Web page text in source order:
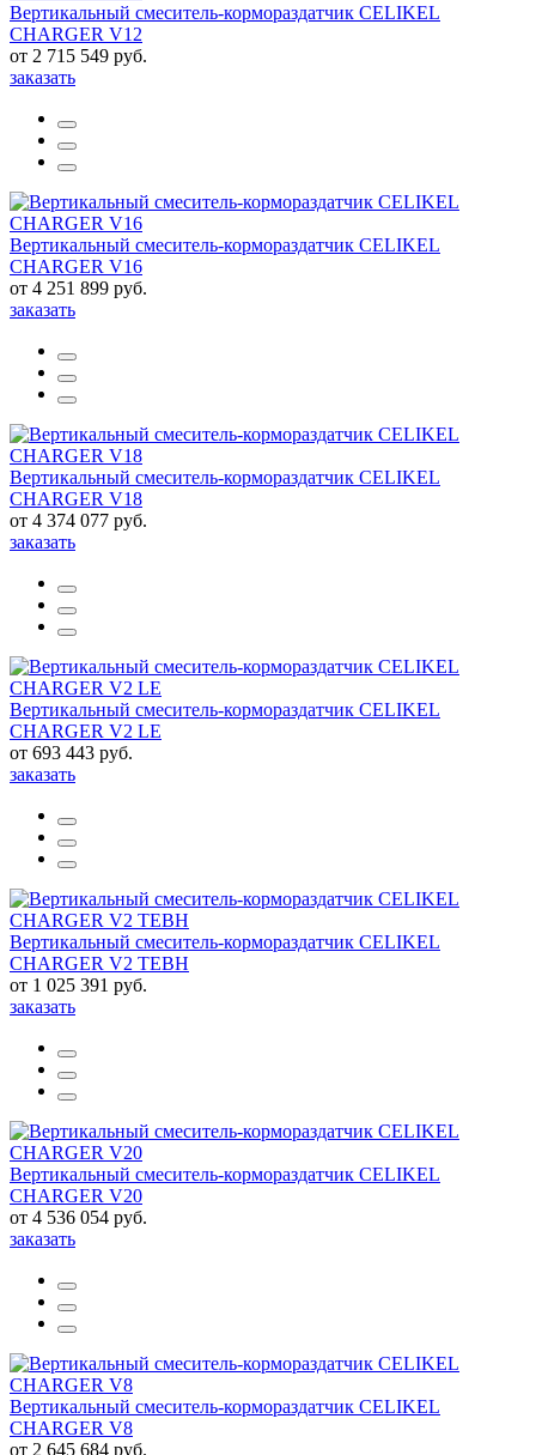
Вертикальный смеситель-кормораздатчик CELIKEL
CHARGER V12
от 2 715 549 руб.
заказать
Вертикальный смеситель-кормораздатчик CELIKEL
CHARGER V16
от 4 251 899 руб.
заказать
Вертикальный смеситель-кормораздатчик CELIKEL
CHARGER V18
от 4 374 077 руб.
заказать
Вертикальный смеситель-кормораздатчик CELIKEL
CHARGER V2 LE
от 693 443 руб.
заказать
Вертикальный смеситель-кормораздатчик CELIKEL
CHARGER V2 TEBH
от 1 025 391 руб.
заказать
Вертикальный смеситель-кормораздатчик CELIKEL
CHARGER V20
от 4 536 054 руб.
заказать
Вертикальный смеситель-кормораздатчик CELIKEL
CHARGER V8
от 2 645 684 руб.